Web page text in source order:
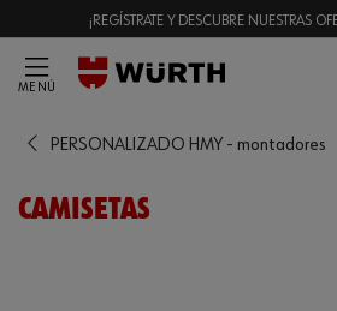
¡REGÍSTRATE Y DESCUBRE NUESTRAS
MENÚ
PERSONALIZADO HMY - montadores
CAMISETAS